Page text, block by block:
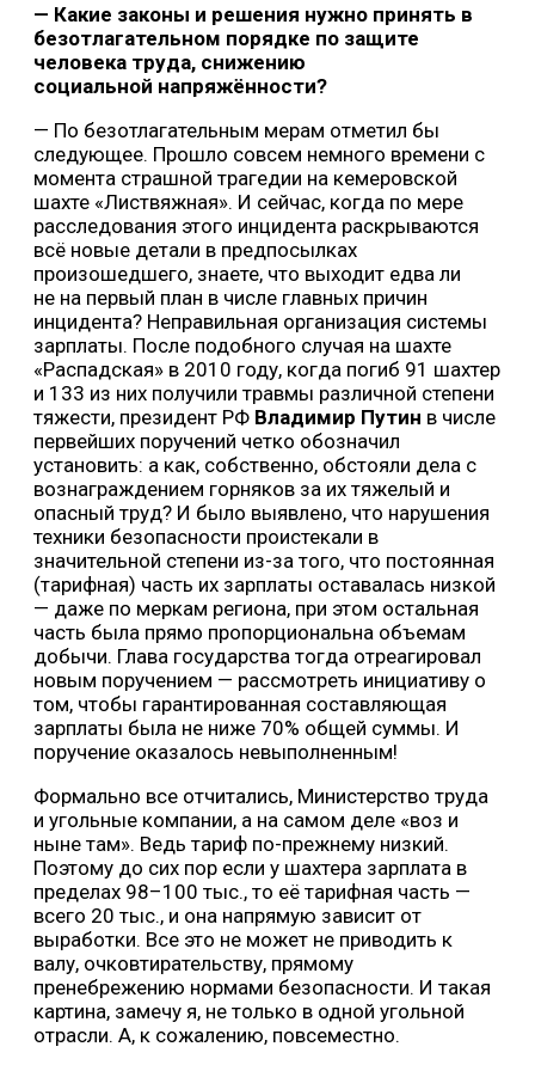
— Какие законы и решения нужно принять в
безотлагательном порядке по защите
человека труда, снижению
социальной напряжённости?
— По безотлагательным мерам отметил бы
следующее. Прошло совсем немного времени с
момента страшной трагедии на кемеровской
шахте «Листвяжная». И сейчас, когда по мере
расследования этого инцидента раскрываются
всё новые детали в предпосылках
произошедшего, знаете, что выходит едва ли
не на первый план в числе главных причин
инцидента? Неправильная организация системы
зарплаты. После подобного случая на шахте
«Распадская» в 2010 году, когда погиб 91 шахтер
и 133 из них получили травмы различной степени
тяжести, президент РФ Владимир Путин в числе
первейших поручений четко обозначил
установить: а как, собственно, обстояли дела с
вознаграждением горняков за их тяжелый и
опасный труд? И было выявлено, что нарушения
техники безопасности проистекали в
значительной степени из-за того, что постоянная
(тарифная) часть их зарплаты оставалась низкой
— даже по меркам региона, при этом остальная
часть была прямо пропорциональна объемам
добычи. Глава государства тогда отреагировал
новым поручением — рассмотреть инициативу о
том, чтобы гарантированная составляющая
зарплаты была не ниже 70% общей суммы. И
поручение оказалось невыполненным!
Формально все отчитались, Министерство труда
и угольные компании, а на самом деле «воз и
ныне там». Ведь тариф по-прежнему низкий.
Поэтому до сих пор если у шахтера зарплата в
пределах 98–100 тыс., то её тарифная часть —
всего 20 тыс., и она напрямую зависит от
выработки. Все это не может не приводить к
валу, очковтирательству, прямому
пренебрежению нормами безопасности. И такая
картина, замечу я, не только в одной угольной
отрасли. А, к сожалению, повсеместно.